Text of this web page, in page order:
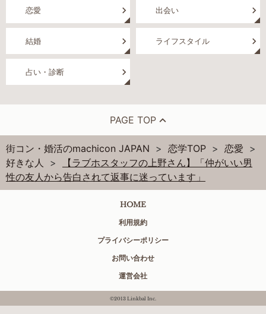
恋愛 出会い
結婚 ライフスタイル
占い・診断
PAGE TOP
街コン・婚活のmachicon JAPAN 恋学TOP
恋愛
好きな人
【ラブホスタッフの上野さん】「仲がいい男
性の友人から告白されて返事に迷っています」
HOME
利用規約
プライバシーポリシー
お問い合わせ
運営会社
©2013 Linkbal Inc.